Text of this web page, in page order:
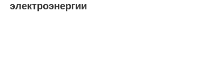
электроэнергии